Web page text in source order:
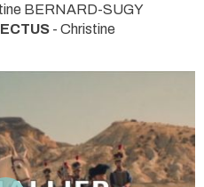
BERNARD-SUGY
- Christine